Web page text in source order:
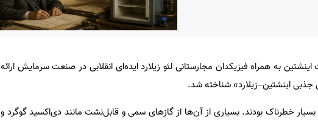
آلبرت اینشتین به همراه فیزیکدان مجارستانی لئو زیلارد ایده‌ای انقلابی در صنعت سرمایش ارائه
جذبی اینشتین–زیلارد» شناخته شد.
خطرناک بودند. بسیاری از آن‌ها از گازهای سمی و قابل‌نشت مانند دی‌اکسید گوگرد و